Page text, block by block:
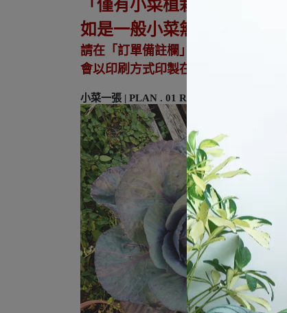
「僅有小菜植栽禮物盒&種
如是一般小菜無代寫服務喔！
請在「訂單備註欄」
會以印刷方式印製在卡片上喔！
小菜一張 | PLAN . 01 RED CABBAGE